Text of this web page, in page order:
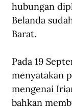
hubungan
Belanda
Barat.
Pada 19
menyatakan
mengenai
bahkan